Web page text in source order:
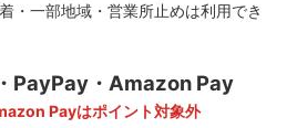
・一部地域・営業所止めは利用でき
PayPay・Amazon Pay
Payはポイント対象外